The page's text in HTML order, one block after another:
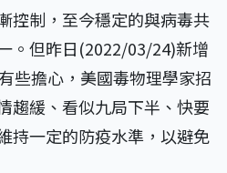
控制，至今穩定的與病毒共
。但昨日(2022/03/24)新增
些擔心，美國毒物理學家招
趨緩、看似九局下半、快要
持一定的防疫水準，以避免